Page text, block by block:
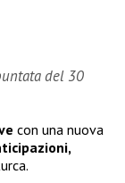
del 30
con una nuova